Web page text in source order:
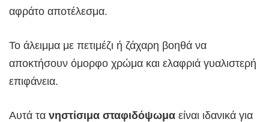
αφράτο αποτέλεσμα.
Το άλειμμα με πετιμέζι ή ζάχαρη βοηθά να
αποκτήσουν όμορφο χρώμα και ελαφριά γυαλιστερή
επιφάνεια.
Αυτά τα νηστίσιμα σταφιδόψωμα είναι ιδανικά για